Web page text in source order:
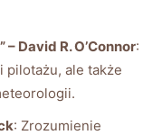
‍David R.‌ O’Connor:
pilotażu, ale także⁣
: Zrozumienie